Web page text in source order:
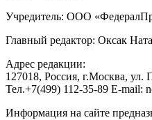
Учредитель: ООО
Главный редактор: Оксак
Адрес редакции:
127018, Россия, г.Москва, ул.
Тел.+7(499) 112-35-89 E-mail:
Информация на сайте